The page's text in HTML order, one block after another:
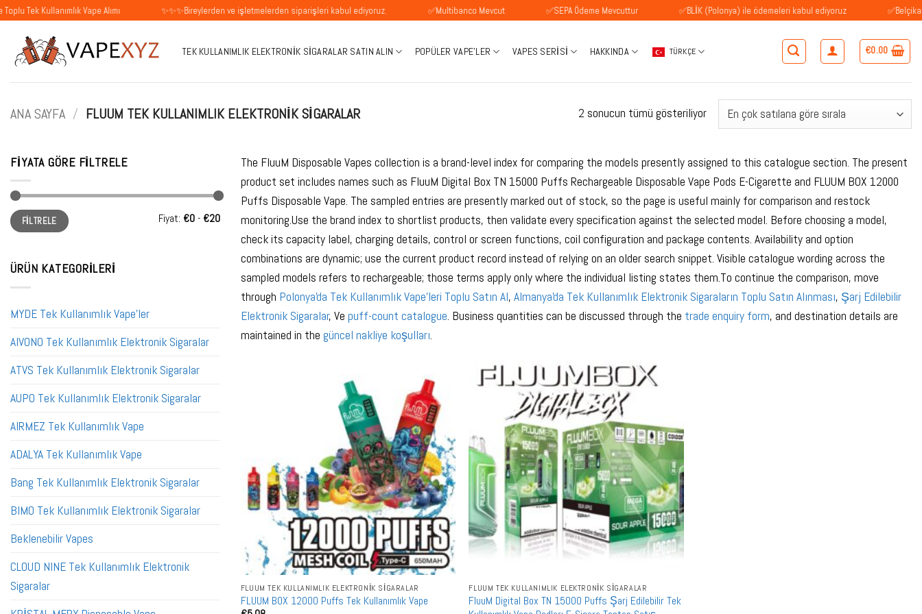
İçeriğe
Kullanımlık Vape Alımı ✨✨✨Bireylerden ve işletmelerden siparişleri kabul ediyoruz. ✅Multibanco Mevcut ✅SEPA Ödeme Mevcuttur ✅BLİK (Polonya) ile ödemeleri kabul ediyoruz ✅Belçika'daki
TEK KULLANIMLIK ELEKTRONIK SIGARALAR SATIN ALIN POPÜLER VAPE'LER VAPES SERISI HAKKINDA TÜRKÇE €0.00
ANA SAYFA / FLUUM TEK KULLANIMLIK ELEKTRONIK SIGARALAR 2 sonucun tümü gösteriliyorPopülerliğe
göre
FIYATA GÖRE FILTRELE
En
düşük
fiyat
En
yüksek
fiyat
FILTRELE Fiyat: €0 - €20
ÜRÜN KATEGORILERI
MYDE Tek Kullanımlık Vape'ler
AIVONO Tek Kullanımlık Elektronik Sigaralar
ATVS Tek Kullanımlık Elektronik Sigaralar
AUPO Tek Kullanımlık Elektronik Sigaralar
AIRMEZ Tek Kullanımlık Vape
ADALYA Tek Kullanımlık Vape
Bang Tek Kullanımlık Elektronik Sigaralar
BIMO Tek Kullanımlık Elektronik Sigaralar
Beklenebilir Vapes
CLOUD NINE Tek Kullanımlık Elektronik
Sigaralar
The FluuM Disposable Vapes collection is a brand-level index for comparing the models presently assigned to this catalogue section. The present
product set includes names such as FluuM Digital Box TN 15000 Puffs Rechargeable Disposable Vape Pods E-Cigarette and FLUUM BOX 12000
Puffs Disposable Vape. The sampled entries are presently marked out of stock, so the page is useful mainly for comparison and restock
monitoring.Use the brand index to shortlist products, then validate every specification against the selected model. Before choosing a model,
check its capacity label, charging details, control or screen functions, coil configuration and package contents. Availability and option
combinations are dynamic; use the current product record instead of relying on an older search snippet. Visible catalogue wording across the
sampled models refers to rechargeable; those terms apply only where the individual listing states them.To continue the comparison, move
through Polonya'da Tek Kullanımlık Vape'leri Toplu Satın Al, Almanya'da Tek Kullanımlık Elektronik Sigaraların Toplu Satın Alınması, Şarj Edilebilir
Elektronik Sigaralar, Ve puff-count catalogue. Business quantities can be discussed through the trade enquiry form, and destination details are
maintained in the güncel nakliye koşulları.
FLUUM TEK KULLANIMLIK ELEKTRONIK SIGARALAR
FLUUM BOX 12000 Puffs Tek Kullanımlık Vape
FLUUM TEK KULLANIMLIK ELEKTRONIK SIGARALAR
FluuM Digital Box TN 15000 Puffs Şarj Edilebilir Tek